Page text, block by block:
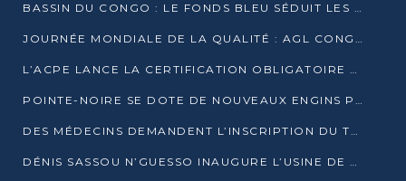
BASSIN DU CONGO : LE FONDS BLEU SÉDUIT LES BAILLEURS À BELÉM
JOURNÉE MONDIALE DE LA QUALITÉ : AGL CONGO FORME ET SENSIBILISE LES JEUNES TALENTS
L’ACPE LANCE LA CERTIFICATION OBLIGATOIRE DES CONTRATS DE TRAVAIL DES TRANSPORTEURS
POINTE-NOIRE SE DOTE DE NOUVEAUX ENGINS POUR L’ASSAINISSEMENT ET L’ENTRETIEN ROUTIER
DES MÉDECINS DEMANDENT L’INSCRIPTION DU TRAITEMENT DU PIED-BOT DANS LES CURSUS UNIVERSITAIRES
DÉNIS SASSOU N’GUESSO INAUGURE L’USINE DE VALORISATION DU GAZ ASSOCIÉ